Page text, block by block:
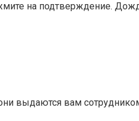
на подтверждение.
выдаются вам